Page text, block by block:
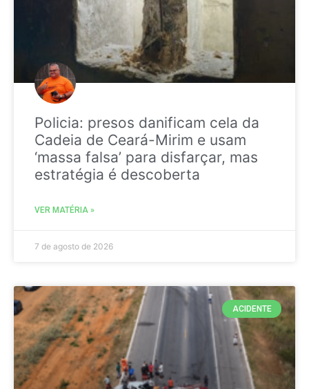
Policia: presos danificam cela da
Cadeia de Ceará-Mirim e usam
‘massa falsa’ para disfarçar, mas
estratégia é descoberta
VER MATÉRIA »
7 de agosto de 2026
ACIDENTE